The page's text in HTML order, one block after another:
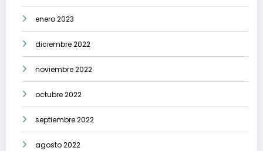
enero 2023
diciembre 2022
noviembre 2022
octubre 2022
septiembre 2022
agosto 2022